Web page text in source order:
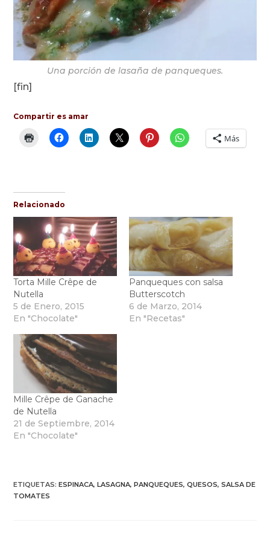
Una porción de lasaña de panqueques.
[fin]
Compartir es amar
Más
Relacionado
Torta Mille Crêpe de
Nutella
5 de Enero, 2015
En "Chocolate"
Panqueques con salsa
Butterscotch
6 de Marzo, 2014
En "Recetas"
Mille Crêpe de Ganache
de Nutella
21 de Septiembre, 2014
En "Chocolate"
ETIQUETAS:ESPINACA, LASAGNA, PANQUEQUES, QUESOS, SALSA DE
TOMATES